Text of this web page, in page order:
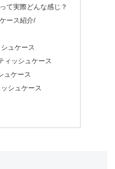
て実際どんな感じ？
ース紹介/
ュケース
ィッシュケース
ュケース
シュケース